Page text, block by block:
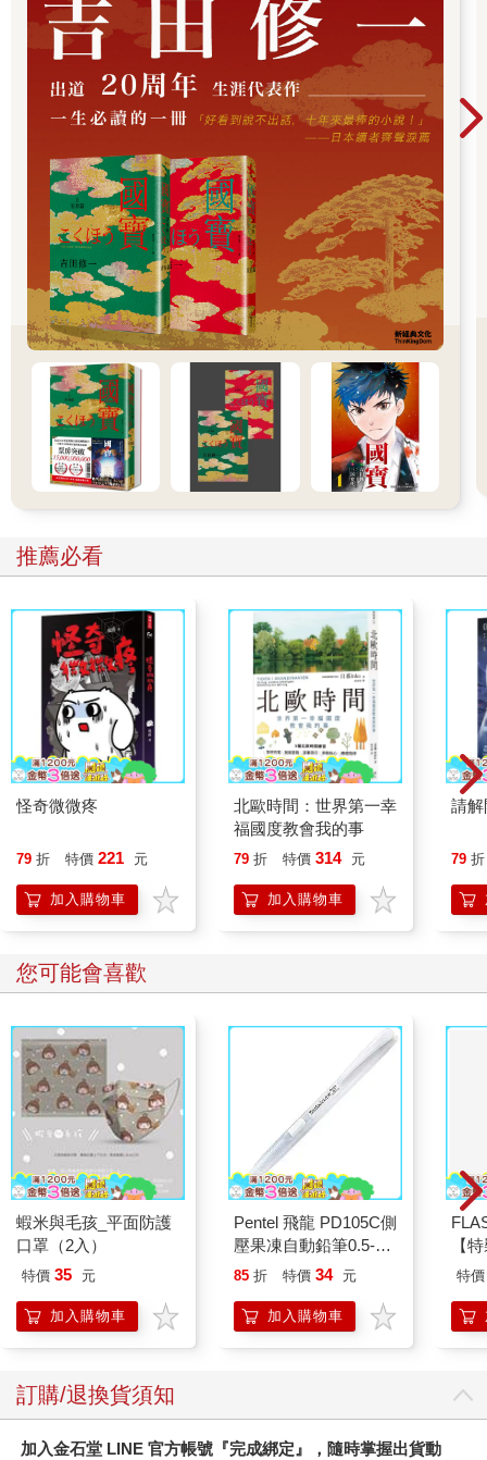
推薦必看
怪奇微微疼
79 折 特價 221 元
加入購物車
北歐時間：世界第一幸
福國度教會我的事
79 折 特價 314 元
加入購物車
請解
79 折
您可能會喜歡
蝦米與毛孩_平面防護
口罩（2入）
特價 35 元
加入購物車
Pentel 飛龍 PD105C側
壓果凍自動鉛筆0.5-白
桿
85 折 特價 34 元
加入購物車
【
特價
訂購/退換貨須知
加入金石堂 LINE 官方帳號『完成綁定』，隨時掌握出貨動